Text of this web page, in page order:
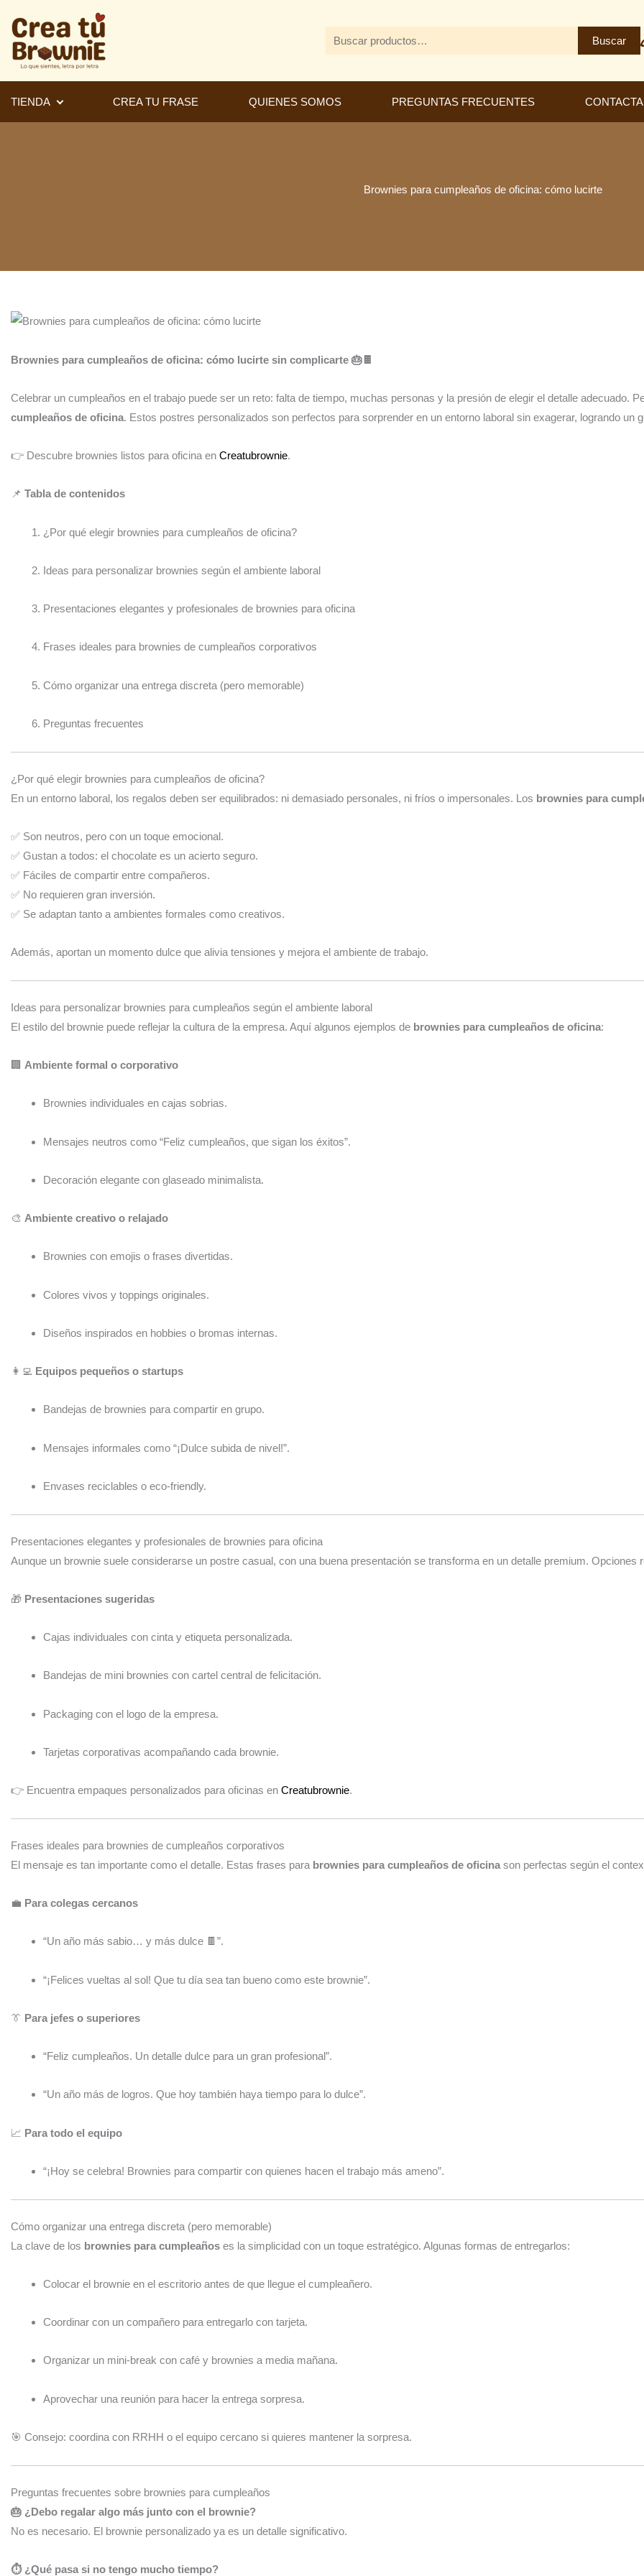
contenido
Buscar
Buscar
TIENDA CREA TU FRASE QUIENES SOMOS PREGUNTAS FRECUENTES
Brownies para cumpleaños de oficina: cómo lucirte
Brownies para cumpleaños de oficina: cómo lucirte sin complicarte 🎂🍫
Celebrar un cumpleaños en el trabajo puede ser un reto: falta de tiempo, muchas personas y la presión de elegir el detalle adecuado.
cumpleaños de oficina. Estos postres personalizados son perfectos para sorprender en un entorno laboral sin exagerar, logrando un
👉 Descubre brownies listos para oficina en Creatubrownie.
📌 Tabla de contenidos
¿Por qué elegir brownies para cumpleaños de oficina?
Ideas para personalizar brownies según el ambiente laboral
Presentaciones elegantes y profesionales de brownies para oficina
Frases ideales para brownies de cumpleaños corporativos
Cómo organizar una entrega discreta (pero memorable)
Preguntas frecuentes
¿Por qué elegir brownies para cumpleaños de oficina?
En un entorno laboral, los regalos deben ser equilibrados: ni demasiado personales, ni fríos o impersonales. Los brownies para
✅ Son neutros, pero con un toque emocional.
✅ Gustan a todos: el chocolate es un acierto seguro.
✅ Fáciles de compartir entre compañeros.
✅ No requieren gran inversión.
✅ Se adaptan tanto a ambientes formales como creativos.
Además, aportan un momento dulce que alivia tensiones y mejora el ambiente de trabajo.
Ideas para personalizar brownies para cumpleaños según el ambiente laboral
El estilo del brownie puede reflejar la cultura de la empresa. Aquí algunos ejemplos de brownies para cumpleaños de oficina:
🏢 Ambiente formal o corporativo
Brownies individuales en cajas sobrias.
Mensajes neutros como “Feliz cumpleaños, que sigan los éxitos”.
Decoración elegante con glaseado minimalista.
🎨 Ambiente creativo o relajado
Brownies con emojis o frases divertidas.
Colores vivos y toppings originales.
Diseños inspirados en hobbies o bromas internas.
👩‍💻 Equipos pequeños o startups
Bandejas de brownies para compartir en grupo.
Mensajes informales como “¡Dulce subida de nivel!”.
Envases reciclables o eco-friendly.
Presentaciones elegantes y profesionales de brownies para oficina
Aunque un brownie suele considerarse un postre casual, con una buena presentación se transforma en un detalle premium. Opciones
🎁 Presentaciones sugeridas
Cajas individuales con cinta y etiqueta personalizada.
Bandejas de mini brownies con cartel central de felicitación.
Packaging con el logo de la empresa.
Tarjetas corporativas acompañando cada brownie.
👉 Encuentra empaques personalizados para oficinas en Creatubrownie.
Frases ideales para brownies de cumpleaños corporativos
El mensaje es tan importante como el detalle. Estas frases para brownies para cumpleaños de oficina son perfectas según el
💼 Para colegas cercanos
“Un año más sabio… y más dulce 🍫”.
“¡Felices vueltas al sol! Que tu día sea tan bueno como este brownie”.
👔 Para jefes o superiores
“Feliz cumpleaños. Un detalle dulce para un gran profesional”.
“Un año más de logros. Que hoy también haya tiempo para lo dulce”.
📈 Para todo el equipo
“¡Hoy se celebra! Brownies para compartir con quienes hacen el trabajo más ameno”.
Cómo organizar una entrega discreta (pero memorable)
La clave de los brownies para cumpleaños es la simplicidad con un toque estratégico. Algunas formas de entregarlos:
Colocar el brownie en el escritorio antes de que llegue el cumpleañero.
Coordinar con un compañero para entregarlo con tarjeta.
Organizar un mini-break con café y brownies a media mañana.
Aprovechar una reunión para hacer la entrega sorpresa.
🎯 Consejo: coordina con RRHH o el equipo cercano si quieres mantener la sorpresa.
Preguntas frecuentes sobre brownies para cumpleaños
🎂 ¿Debo regalar algo más junto con el brownie?
No es necesario. El brownie personalizado ya es un detalle significativo.
⏱️ ¿Qué pasa si no tengo mucho tiempo?